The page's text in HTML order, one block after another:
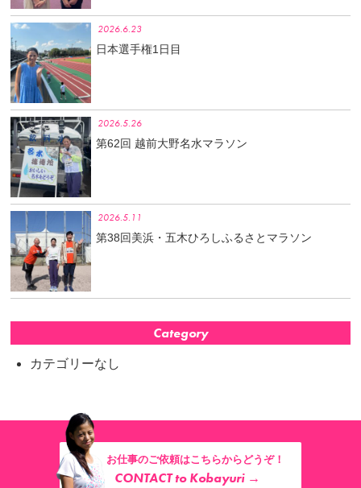
2026.6.23
日本選手権1日目
2026.5.26
第62回 越前大野名水マラソン
2026.5.11
第38回美浜・五木ひろしふるさとマラソン
Category
カテゴリーなし
お仕事のご依頼はこちらからどうぞ！
CONTACT to Kobayuri →